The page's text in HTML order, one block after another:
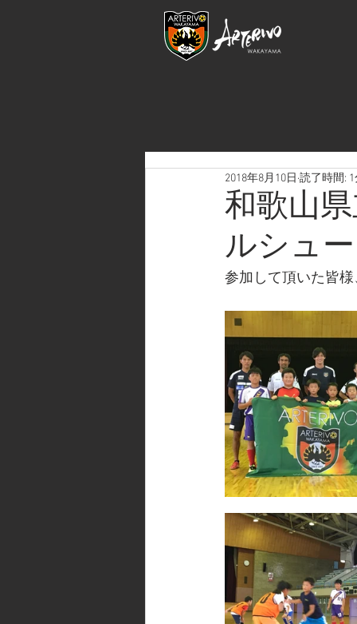
和歌山
ルシュ
2018年8月10日 読了時間:
参加して頂いた皆